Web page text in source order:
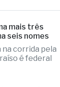
mais três
seis nomes
na corrida pela
é federal